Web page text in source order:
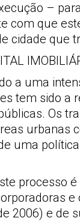
–
com que
cidade que
a uma
tem sido a
Os
urbanas
uma
processo
2006) e de